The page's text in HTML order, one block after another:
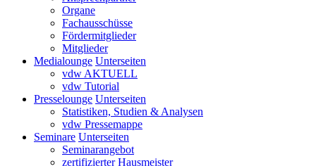
Organe
Fachausschüsse
Fördermitglieder
Mitglieder
Medialounge Unterseiten
vdw AKTUELL
vdw Tutorial
Presselounge Unterseiten
Statistiken, Studien & Analysen
vdw Pressemappe
Seminare Unterseiten
Seminarangebot
zertifizierter Hausmeister